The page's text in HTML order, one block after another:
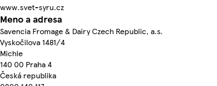
www.svet-syru.cz
Meno a adresa
Savencia Fromage & Dairy Czech Republic, a.s.
Vyskočilova 1481/4
Michle
140 00 Praha 4
Česká republika